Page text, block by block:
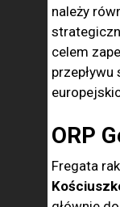
należy
celem
ORP
Fregata